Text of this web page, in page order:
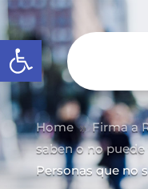
Abrir barra de
Home 9 Firma a
saben o no
Personas que no